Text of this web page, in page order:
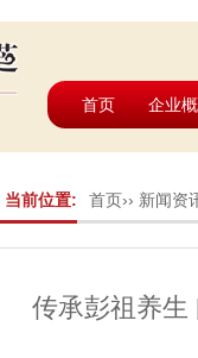
首页 企业
当前位置: 首页›› 新闻资
传承彭祖养